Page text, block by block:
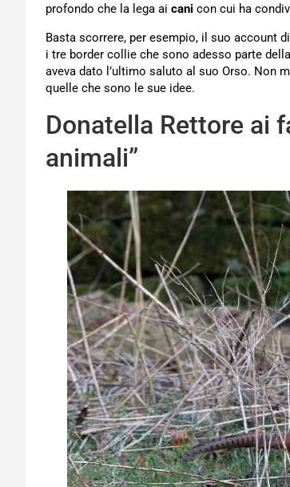
profondo che la lega ai cani con cui ha
Basta scorrere, per esempio, il suo account
i tre border collie che sono adesso parte
aveva dato l’ultimo saluto al suo Orso. Non
quelle che sono le sue idee.
Donatella Rettore ai
animali”